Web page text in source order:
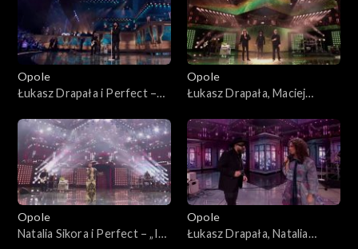
Opole
Łukasz Drapała i Perfect –
Koncert „Autobiografia.
Jubileusz Bogdana Olewicza”
Opole
Łukasz Drapała, Maciej
– „Autobiografia”. 63. KFPP:
Koncert „Autobiografia.
Jubileusz Bogdana Olewicza”
Opole
Natalia Sikora i Perfect – „Idź
Opole
Łukasz Drapała, Natalia